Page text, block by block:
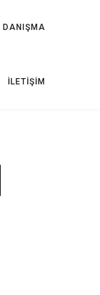
DANIŞMA
İLETIŞIM